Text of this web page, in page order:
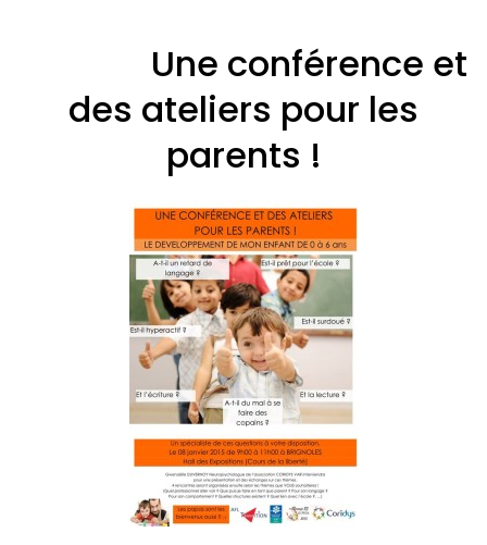
Une conférence et
des ateliers pour les
parents !